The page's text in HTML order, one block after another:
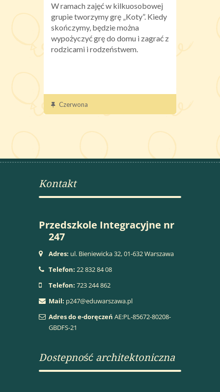
W ramach zajęć w kilkuosobowej
grupie tworzymy grę „Koty”. Kiedy
skończymy, będzie można
wypożyczyć grę do domu i zagrać z
rodzicami i rodzeństwem.
Czerwona
Kontakt
Przedszkole Integracyjne nr
247
Adres: ul. Bieniewicka 32, 01-632 Warszawa
Telefon: 22 832 84 08
Telefon: 723 244 862
Mail: p247@eduwarszawa.pl
Adres do e-doręczeń AE:PL-85672-80208-
GBDFS-21
Dostepność architektoniczna